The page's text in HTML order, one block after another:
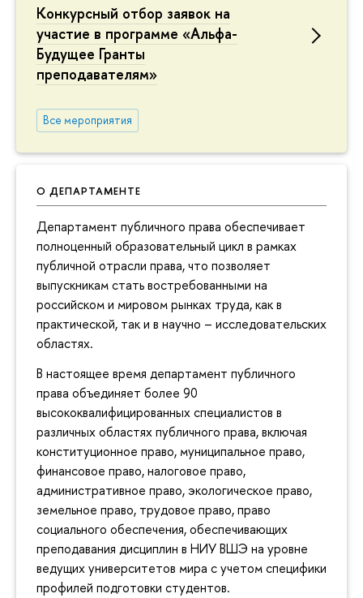
Конкурсный отбор заявок на
участие в программе «Альфа-
Будущее Гранты
преподавателям»
Все мероприятия
О ДЕПАРТАМЕНТЕ
Департамент публичного права обеспечивает
полноценный образовательный цикл в рамках
публичной отрасли права, что позволяет
выпускникам стать востребованными на
российском и мировом рынках труда, как в
практической, так и в научно – исследовательских
областях.
В настоящее время департамент публичного
права объединяет более 90
высококвалифицированных специалистов в
различных областях публичного права, включая
конституционное право, муниципальное право,
финансовое право, налоговое право,
административное право, экологическое право,
земельное право, трудовое право, право
социального обеспечения, обеспечивающих
преподавания дисциплин в НИУ ВШЭ на уровне
ведущих университетов мира с учетом специфики
профилей подготовки студентов.